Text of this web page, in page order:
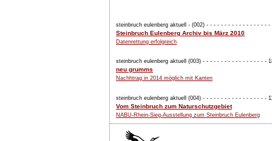
steinbruch eulenberg aktuell - (002) - - - - - - - - - - - - - - - - -
Steinbruch Eulenberg Archiv bis März 2010
Datenrettung erfolgreich
steinbruch eulenberg aktuell (003) - - - - - - - - - - - - - - - - - -
neu grumms
Nachhtrag in 2014 möglich mit Kanten
steinbruch eulenberg aktuell (004) - - - - - - - - - - - - - - - - - -
Vom Steinbruch zum Naturschutzgebiet
NABU-Rhein-Sieg-Ausstellung zum Steinbruch Eulenberg